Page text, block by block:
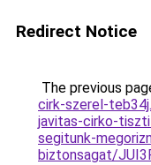
Redirect Notice
The previous
cirk-szerel-
javitas-cirko-
segitunk-
biztonsagat/